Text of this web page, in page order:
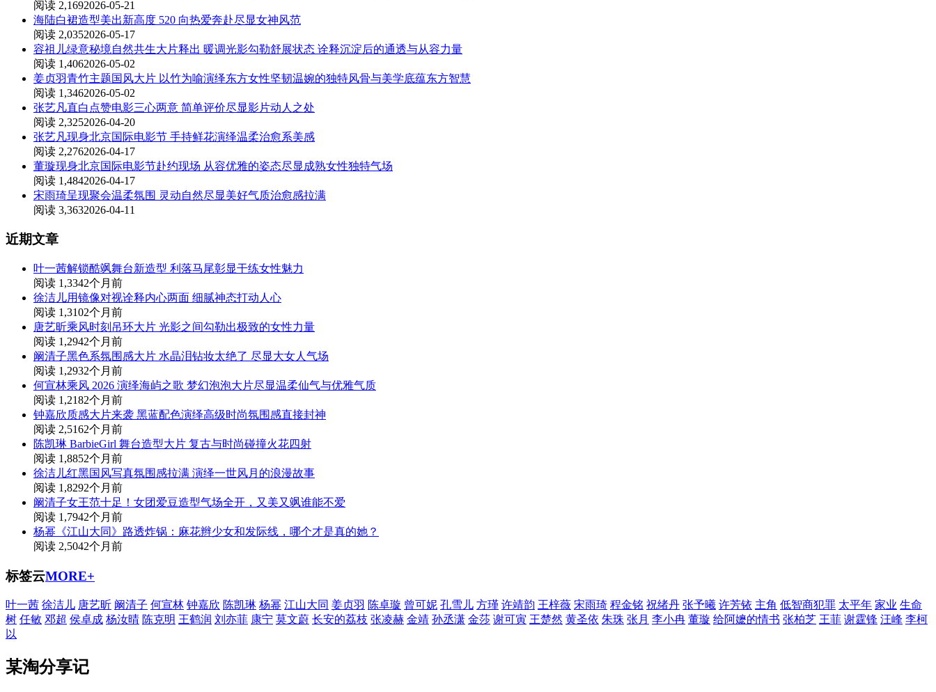
阅读 2,1692026-05-21
海陆白裙造型美出新高度 520 向热爱奔赴尽显女神风范
阅读 2,0352026-05-17
容祖儿绿意秘境自然共生大片释出 暖调光影勾勒舒展状态 诠释沉淀后的通透与从容力量
阅读 1,4062026-05-02
姜贞羽青竹主题国风大片 以竹为喻演绎东方女性坚韧温婉的独特风骨与美学底蕴东方智慧
阅读 1,3462026-05-02
张艺凡直白点赞电影三心两意 简单评价尽显影片动人之处
阅读 2,3252026-04-20
张艺凡现身北京国际电影节 手持鲜花演绎温柔治愈系美感
阅读 2,2762026-04-17
董璇现身北京国际电影节赴约现场 从容优雅的姿态尽显成熟女性独特气场
阅读 1,4842026-04-17
宋雨琦呈现聚会温柔氛围 灵动自然尽显美好气质治愈感拉满
阅读 3,3632026-04-11
近期文章
叶一茜解锁酷飒舞台新造型 利落马尾彰显干练女性魅力
阅读 1,3342个月前
徐洁儿用镜像对视诠释内心两面 细腻神态打动人心
阅读 1,3102个月前
唐艺昕乘风时刻吊环大片 光影之间勾勒出极致的女性力量
阅读 1,2942个月前
阚清子黑色系氛围感大片 水晶泪钻妆太绝了 尽显大女人气场
阅读 1,2932个月前
何宣林乘风 2026 演绎海屿之歌 梦幻泡泡大片尽显温柔仙气与优雅气质
阅读 1,2182个月前
钟嘉欣质感大片来袭 黑蓝配色演绎高级时尚氛围感直接封神
阅读 2,5162个月前
陈凯琳 BarbieGirl 舞台造型大片 复古与时尚碰撞火花四射
阅读 1,8852个月前
徐洁儿红黑国风写真氛围感拉满 演绎一世风月的浪漫故事
阅读 1,8292个月前
阚清子女王范十足！女团爱豆造型气场全开，又美又飒谁能不爱
阅读 1,7942个月前
杨幂《江山大同》路透炸锅：麻花辫少女和发际线，哪个才是真的她？
阅读 2,5042个月前
标签云MORE+
叶一茜 徐洁儿 唐艺昕 阚清子 何宣林 钟嘉欣 陈凯琳 杨幂 江山大同 姜贞羽 陈卓璇 曾可妮 孔雪儿 方瑾 许靖韵 王梓薇 宋雨琦 程金铭 祝绪丹 张予曦 许芳铱 主角 低智商犯罪 太平年 家业 生命
树 任敏 邓超 侯卓成 杨汝晴 陈克明 王鹤润 刘亦菲 康宁 莫文蔚 长安的荔枝 张凌赫 金靖 孙丞潇 金莎 谢可寅 王楚然 黄圣依 朱珠 张月 李小冉 董璇 给阿嬷的情书 张柏芝 王菲 谢霆锋 汪峰 李柯
以
某淘分享记